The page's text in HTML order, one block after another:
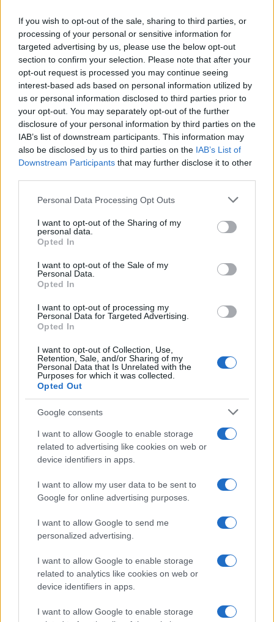
If you wish to opt-out of the sale, sharing to third parties, or
processing of your personal or sensitive information for
targeted advertising by us, please use the below opt-out
section to confirm your selection. Please note that after your
opt-out request is processed you may continue seeing
interest-based ads based on personal information utilized by
us or personal information disclosed to third parties prior to
your opt-out. You may separately opt-out of the further
disclosure of your personal information by third parties on the
IAB’s list of downstream participants. This information may
also be disclosed by us to third parties on the IAB’s List of
Downstream Participants that may further disclose it to other
Please note that this website/app uses one or more Google
not limited to your visit or usage behaviour. You may click to
grant or deny consent to Google and its third-party tags to
use your data for below specified purposes in below Google
consent section.
Personal Data Processing Opt Outs
I want to opt-out of the Sharing of my
personal data.
Opted In
I want to opt-out of the Sale of my
Personal Data.
Opted In
I want to opt-out of processing my
Personal Data for Targeted Advertising.
Opted In
I want to opt-out of Collection, Use,
Retention, Sale, and/or Sharing of my
Personal Data that Is Unrelated with the
Purposes for which it was collected.
Opted Out
Google consents
I want to allow Google to enable storage
related to advertising like cookies on web or
device identifiers in apps.
I want to allow my user data to be sent to
Google for online advertising purposes.
I want to allow Google to send me
personalized advertising.
I want to allow Google to enable storage
related to analytics like cookies on web or
device identifiers in apps.
I want to allow Google to enable storage
Hawkins. Con un mix di tensione e nostalgia,
Stranger Things 5promette di portare gli
spettatori in un viaggio emozionante e
indimenticabile.
AUTORE
Staff
Continua a leggere
LIFESTYLE